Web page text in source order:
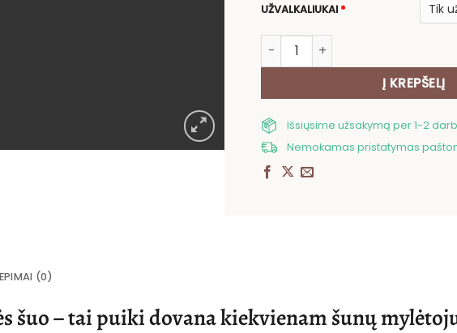
UŽVALKALIUKAI*
produkto kiekis: Pagalvės
Į KREPŠELĮ
Išsiųsime užsakymą per 1-2
Nemokamas pristatymas
(0)
šuo – tai puiki dovana kiekvienam šunų